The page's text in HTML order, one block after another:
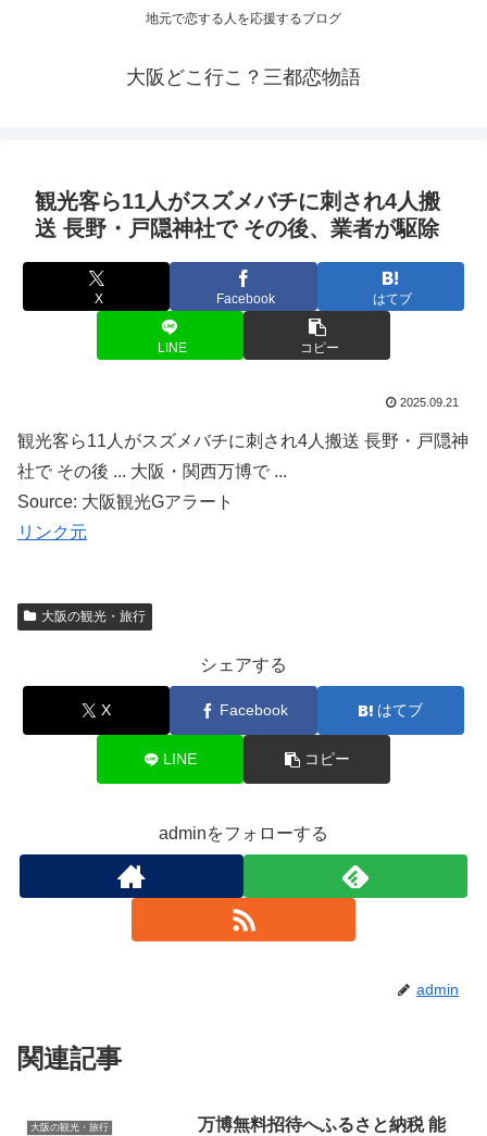
地元で恋する人を応援するブログ
大阪どこ行こ？三都恋物語
観光客ら11人がスズメバチに刺され4人搬
送 長野・戸隠神社で その後、業者が駆除
X Facebook はてブ
LINE コピー
2025.09.21
観光客ら11人がスズメバチに刺され4人搬送 長野・戸隠神
社で その後 ... 大阪・関西万博で ...
Source: 大阪観光Gアラート
リンク元
大阪の観光・旅行
シェアする
X Facebook はてブ
LINE コピー
adminをフォローする
admin
関連記事
大阪の観光・旅行
万博無料招待へふるさと納税 能